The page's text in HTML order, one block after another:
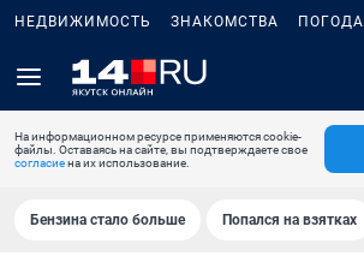
НЕДВИЖИМОСТЬ ЗНАКОМСТВА ПОГОДА
На информационном ресурсе применяются cookie-
файлы. Оставаясь на сайте, вы подтверждаете свое
согласиена их использование.
Бензина стало больше Попался на взятках